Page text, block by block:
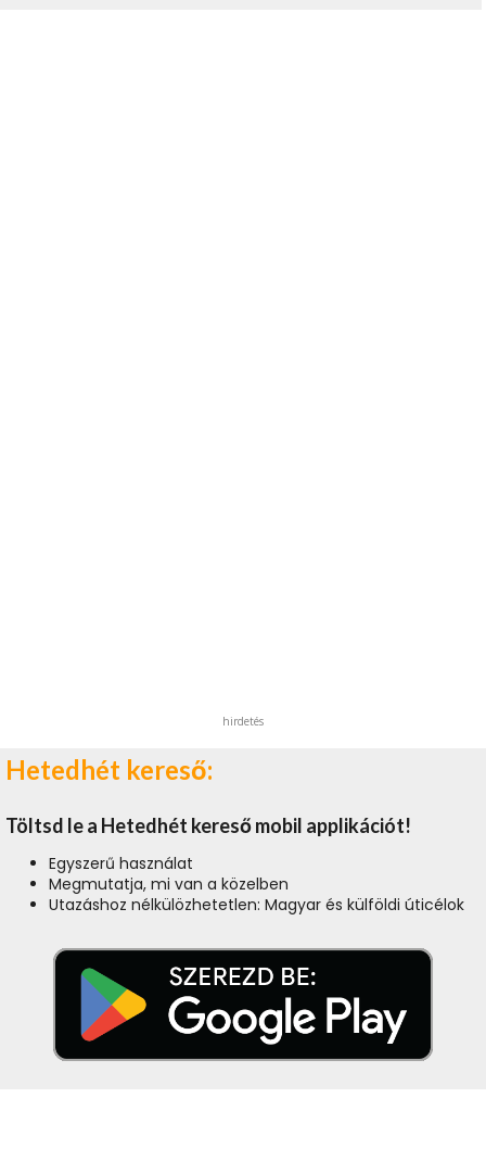
hirdetés
Hetedhét kereső:
Töltsd le a Hetedhét kereső mobil applikációt!
Egyszerű használat
Megmutatja, mi van a közelben
Utazáshoz nélkülözhetetlen: Magyar és külföldi úticélok